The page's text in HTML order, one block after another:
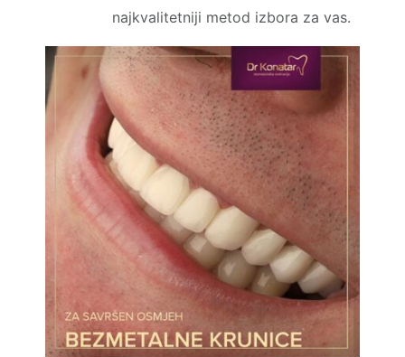
najkvalitetniji metod izbora za vas.